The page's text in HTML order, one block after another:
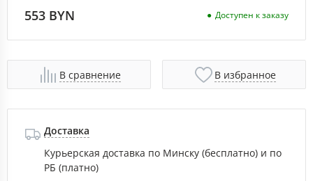
553 BYN Доступен к заказу
В сравнение В избранное
Доставка
Курьерская доставка по Минску (бесплатно) и по
РБ (платно)